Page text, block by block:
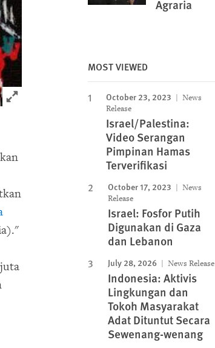
Click to expand Image
Agraria
MOST VIEWED
October 23, 2023
News
Release
Israel/Palestina:
Video Serangan
Pimpinan Hamas
Terverifikasi
October 17, 2023
News
Release
Israel: Fosfor Putih
Digunakan di Gaza
dan Lebanon
July 28, 2026 News Release
Indonesia: Aktivis
Lingkungan dan
Tokoh Masyarakat
Adat Dituntut Secara
Sewenang-wenang